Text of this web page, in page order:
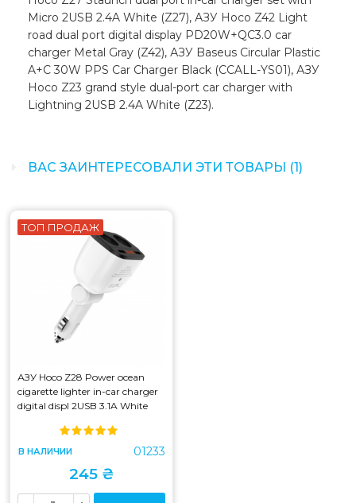
Micro 2USB 2.4A White (Z27), АЗУ Hoco Z42 Light
road dual port digital display PD20W+QC3.0 car
charger Metal Gray (Z42), АЗУ Baseus Circular Plastic
A+C 30W PPS Car Charger Black (CCALL-YS01), АЗУ
Hoco Z23 grand style dual-port car charger with
Lightning 2USB 2.4A White (Z23).
ВАС ЗАИНТЕРЕСОВАЛИ ЭТИ ТОВАРЫ (1)
ТОП ПРОДАЖ
АЗУ Hoco Z28 Power ocean
cigarette lighter in-car charger
digital displ 2USB 3.1A White
В НАЛИЧИИ 01233
245 ₴